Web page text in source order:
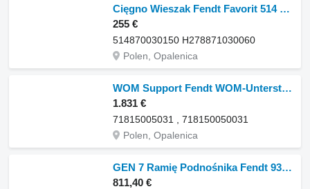
Cięgno Wieszak Fendt Favorit 514 Spurstangenaufhängung ERSATZTEILE 514870030150 H278871030060 für Fendt Favorit 514 Radtraktor
255 €
514870030150 H278871030060
Polen, Opalenica
WOM Support Fendt WOM-Unterstützung 71815005031 , 718150050031 für Fendt
1.831 €
71815005031 , 718150050031
Polen, Opalenica
GEN 7 Ramię Podnośnika Fendt 930 933 936 942 GEN 7 Hubarm-TEILE H218PP400101A für Fendt 930 933 936 942 Radtraktor
811,40 €